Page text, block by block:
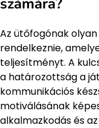
Az ütőfogónak
rendelkeznie,
teljesítményt. A
a határozottság a
kommunikációs
motiválásának
alkalmazkodás és